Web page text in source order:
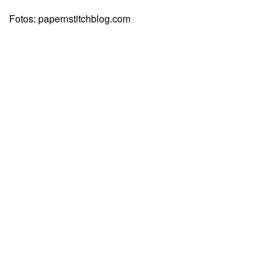
Fotos: papernstitchblog.com